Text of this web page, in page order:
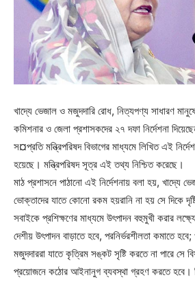
খাদ্যে ভেজাল ও মজুদদারি রোধ, নিত্যপণ্য সাধারণ
কমিশনার ও জেলা প্রশাসকদের ২৭ দফা নির্দেশনা
স¤প্রতি মন্ত্রিপরিষদ বিভাগের মাধ্যমে লিখিত এই
হয়েছে। মন্ত্রিপরিষদ সূত্র এই তথ্য নিশ্চিত করেছে।
মাঠ প্রশাসনে পাঠানো এই নির্দেশনায় বলা হয়, খাদ্যে
ভোক্তাদের যাতে কোনো রকম হয়রানি না হয় সে দিকে
সবাইকে প্রশিক্ষণের মাধ্যমে উৎপাদন বহুমুখী করার
দেশীয় উৎপাদন বাড়াতে হবে, পরনির্ভরশীলতা কমাতে
মজুদদাররা যাতে কৃত্রিম সঙ্কট সৃষ্টি করতে না পারে সে
প্রয়োজনে কঠোর আইনানুগ ব্যবস্থা গ্রহণ করতে হবে।